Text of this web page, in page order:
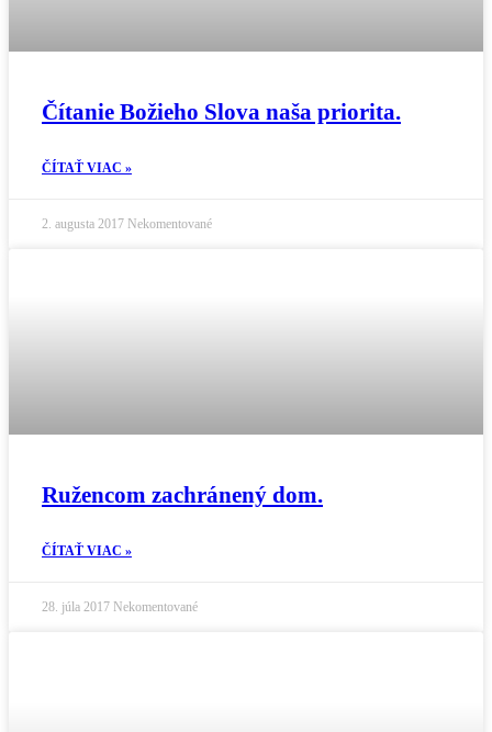
Čítanie Božieho Slova naša priorita.
ČÍTAŤ VIAC »
2. augusta 2017 Nekomentované
Ružencom zachránený dom.
ČÍTAŤ VIAC »
28. júla 2017 Nekomentované